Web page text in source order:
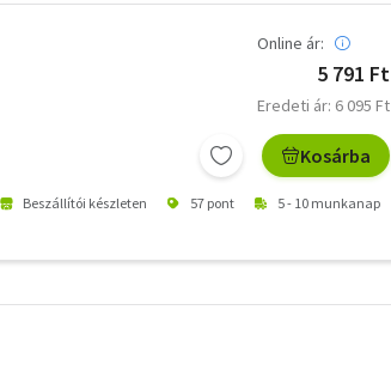
Online ár:
5 791 Ft
Eredeti ár: 6 095 Ft
Kosárba
Beszállítói készleten 57 pont 5 - 10 munkanap